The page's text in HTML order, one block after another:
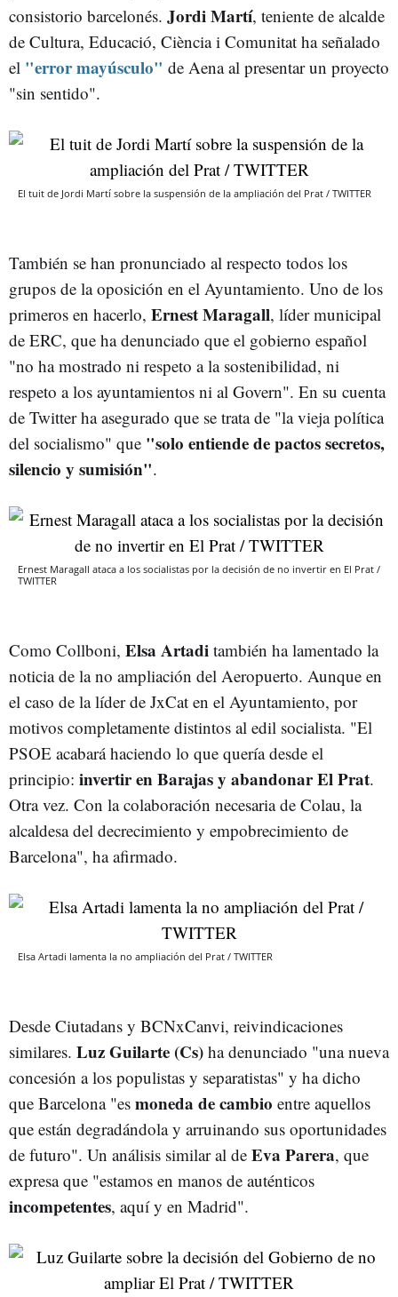
consistorio barcelonés. Jordi Martí, teniente de alcalde
de Cultura, Educació, Ciència i Comunitat ha señalado
el "error mayúsculo" de Aena al presentar un proyecto
"sin sentido".
El tuit de Jordi Martí sobre la suspensión de la ampliación del Prat / TWITTER
También se han pronunciado al respecto todos los
grupos de la oposición en el Ayuntamiento. Uno de los
primeros en hacerlo, Ernest Maragall, líder municipal
de ERC, que ha denunciado que el gobierno español
"no ha mostrado ni respeto a la sostenibilidad, ni
respeto a los ayuntamientos ni al Govern". En su cuenta
de Twitter ha asegurado que se trata de "la vieja política
del socialismo" que "solo entiende de pactos secretos,
silencio y sumisión".
Ernest Maragall ataca a los socialistas por la decisión de no invertir en El Prat /
TWITTER
Como Collboni, Elsa Artadi también ha lamentado la
noticia de la no ampliación del Aeropuerto. Aunque en
el caso de la líder de JxCat en el Ayuntamiento, por
motivos completamente distintos al edil socialista. "El
PSOE acabará haciendo lo que quería desde el
principio: invertir en Barajas y abandonar El Prat.
Otra vez. Con la colaboración necesaria de Colau, la
alcaldesa del decrecimiento y empobrecimiento de
Barcelona", ha afirmado.
Elsa Artadi lamenta la no ampliación del Prat / TWITTER
Desde Ciutadans y BCNxCanvi, reivindicaciones
similares. Luz Guilarte (Cs) ha denunciado "una nueva
concesión a los populistas y separatistas" y ha dicho
que Barcelona "es moneda de cambio entre aquellos
que están degradándola y arruinando sus oportunidades
de futuro". Un análisis similar al de Eva Parera, que
expresa que "estamos en manos de auténticos
incompetentes, aquí y en Madrid".